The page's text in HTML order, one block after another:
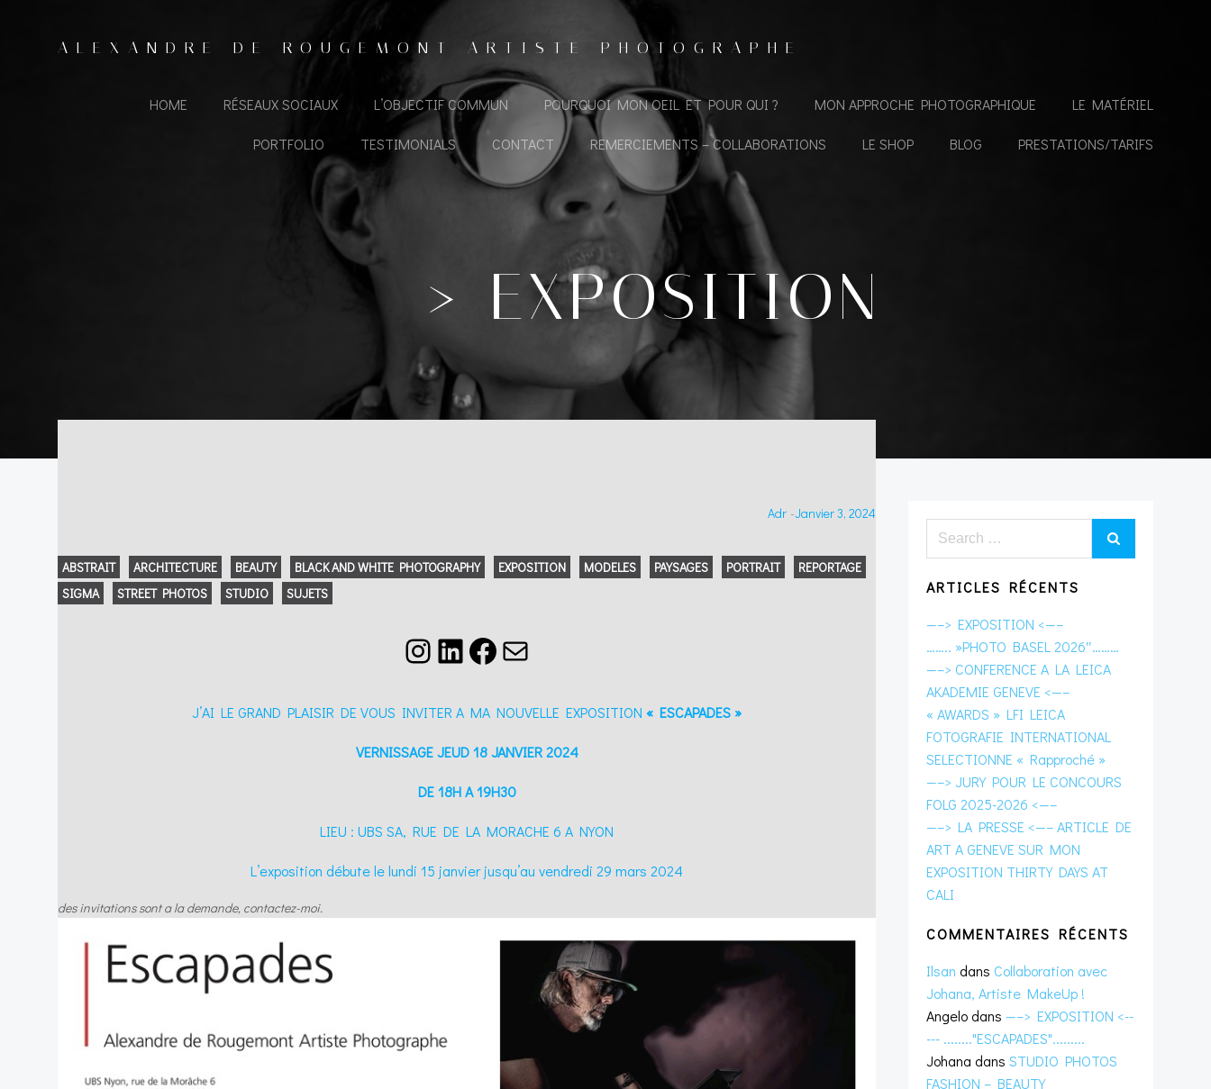
ALEXANDRE DE ROUGEMONT ARTISTE PHOTOGRAPHE
HOME RÉSEAUX SOCIAUX L’OBJECTIF COMMUN POURQUOI MON OEIL ET POUR QUI ? MON APPROCHE PHOTOGRAPHIQUE LE MATÉRIEL
PORTFOLIO TESTIMONIALS CONTACT REMERCIEMENTS – COLLABORATIONS LE SHOP BLOG PRESTATIONS/TARIFS
—–> EXPOSITION
Adr -Janvier 3, 2024
ABSTRAIT ARCHITECTURE BEAUTY BLACK AND WHITE PHOTOGRAPHY EXPOSITION MODELES PAYSAGES PORTRAIT
REPORTAGE
SIGMA
STREET PHOTOS STUDIO SUJETS
Instagram
LinkedIn
Facebook
E-mail
J’AI LE GRAND PLAISIR DE VOUS INVITER A MA NOUVELLE EXPOSITION « ESCAPADES »
VERNISSAGE JEUD 18 JANVIER 2024
DE 18H A 19H30
LIEU : UBS SA, RUE DE LA MORACHE 6 A NYON
L’exposition débute le lundi 15 janvier jusqu’au vendredi 29 mars 2024
des invitations sont a la demande, contactez-moi.
Search
ARTICLES RÉCENTS
—–> EXPOSITION <—–
…….. »PHOTO BASEL 2026″………
—–> CONFERENCE A LA LEICA
AKADEMIE GENEVE <—–
« AWARDS » LFI LEICA
FOTOGRAFIE INTERNATIONAL
SELECTIONNE « Rapproché »
—–> JURY POUR LE CONCOURS
FOLG 2025-2026 <—–
—–> LA PRESSE <—– ARTICLE DE
ART A GENEVE SUR MON
EXPOSITION THIRTY DAYS AT
CALI
COMMENTAIRES RÉCENTS
Ilsan dans Collaboration avec
Johana, Artiste MakeUp !
Angelo dans —–> EXPOSITION <--
--- ........"ESCAPADES".........
Johana dans STUDIO PHOTOS
FASHION – BEAUTY